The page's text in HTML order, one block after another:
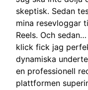
skeptisk. Sedan
mina resevloggar
Reels. Och
klick fick jag
dynamiska
en professionell
plattformen